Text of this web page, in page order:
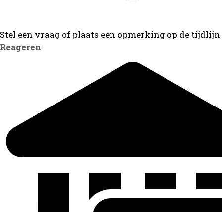
Stel een vraag of plaats een opmerking op de tijdlijn
Reageren